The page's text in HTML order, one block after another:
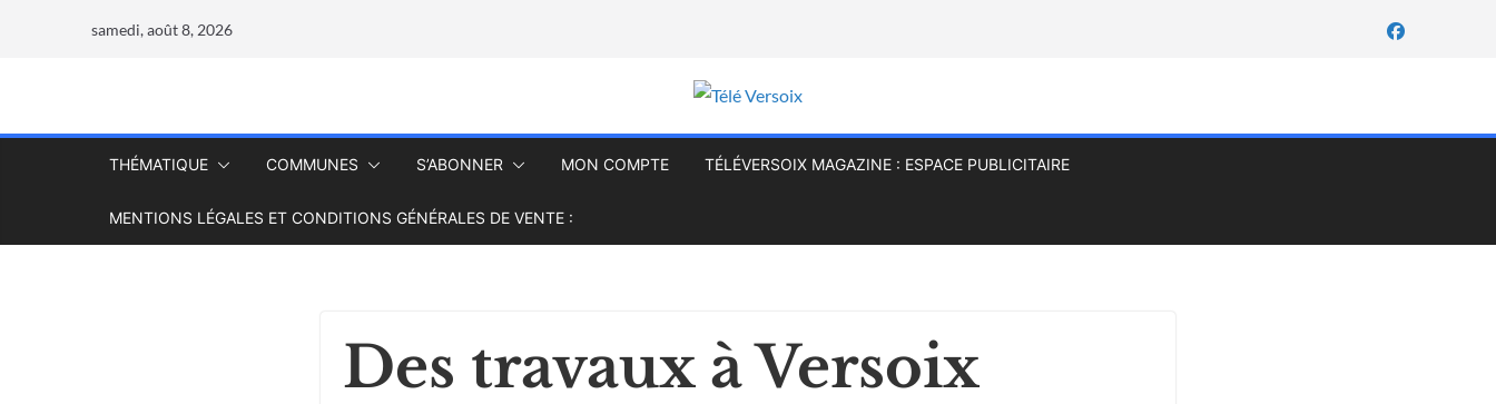
samedi, août 8, 2026
THÉMATIQUE COMMUNES S’ABONNER MON COMPTE TÉLÉVERSOIX MAGAZINE : ESPACE PUBLICITAIRE
MENTIONS LÉGALES ET CONDITIONS GÉNÉRALES DE VENTE :
Des travaux à Versoix